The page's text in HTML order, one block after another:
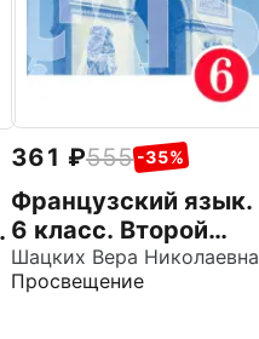
361 555 -35%
Французский язык.
6 класс. Второй
иностранный язык.
Рабочая тетрадь.
Шацких Вера Николаевна
Просвещение